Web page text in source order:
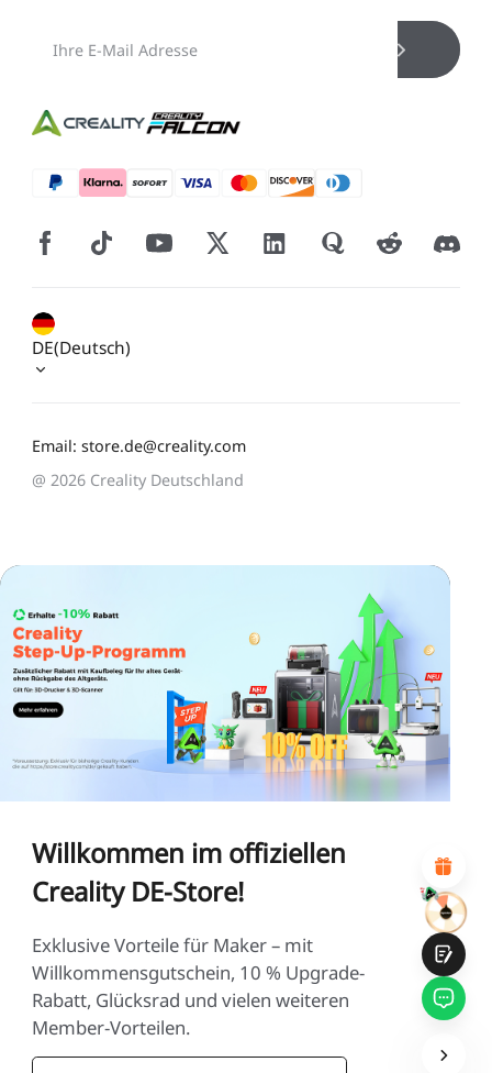
*BEWERTEN SIE IHR ZUFRIEDENHEITSNIVEAU MIT
DIESER SEITE:
UNZUFRIEDEN
ZUFRIEDEN
3 5 6 7 8 9 10
* GRÜNDE FÜR IHRE ZUFRIEDENHEIT
Attraktives visuelles Design
Klare Navigation und Kategorien
Reichhaltiges Inhalt
Schnelle Seitenladung
Fluide Interaktion
Email: store.de@creality.com
DE(Deutsch)
@ 2026 Creality Deutschland
Willkommen im offiziellen
Creality DE-Store!
Exklusive Vorteile für Maker – mit
Willkommensgutschein, 10 % Upgrade-
Rabatt, Glücksrad und vielen weiteren
Member-Vorteilen.